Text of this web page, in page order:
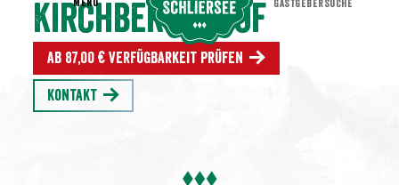
Kirchbergerhof
Ab 87,00 € Verfügbarkeit prüfen
Kontakt
MENU GASTGEBERSUCHE